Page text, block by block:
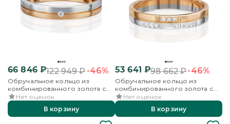
66 846₽122 949₽-46%
Обручальное кольцо из
комбинированного золота с
бриллиантом
Нет оценок
В корзину
53 641 ₽98 662₽-46%
Обручальное кольцо из
комбинированного золота с
бриллиантами
Нет оценок
В корзину